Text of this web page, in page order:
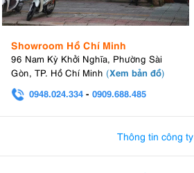
Showroom Hồ Chí Minh
96 Nam Kỳ Khởi Nghĩa, Phường Sài
Gòn, TP. Hồ Chí Minh (Xem bản đồ)
0948.024.334 - 0909.688.485
Thông tin công ty